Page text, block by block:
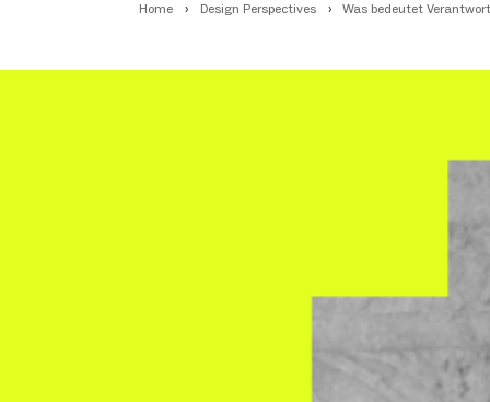
Home Design Perspectives Was bedeutet